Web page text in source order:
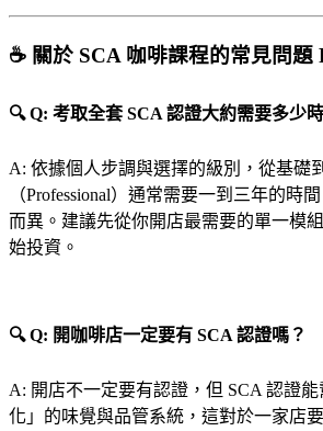
☕ 關於 SCA 咖啡課程的常見問題
🔍 Q: 考取全套 SCA 認證大約需要多少
A: 依據個人步調與選擇的級別，從基礎
（Professional）通常需要一到三年的時
而異。建議先從你開店最需要的單一模
始投資。
🔍 Q: 開咖啡店一定要有 SCA 認證嗎？
A: 開店不一定要有認證，但 SCA 認證
化」的味覺與品管系統，這對於一家店